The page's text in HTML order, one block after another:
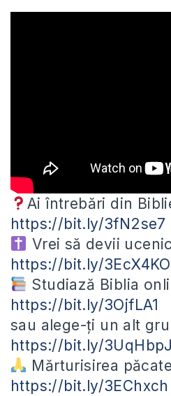
Ai întrebări din
https://bit.ly/3fN2se7
Vrei să devii
https://bit.ly/3EcX4KO
Studiază Biblia
https://bit.ly/3OjfLA1
sau alege-ți un alt
https://bit.ly/3UqHbpJ
Mărturisirea
https://bit.ly/3EChxch